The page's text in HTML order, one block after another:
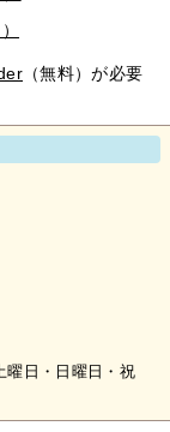
（無料）が必要
日・日曜日・祝